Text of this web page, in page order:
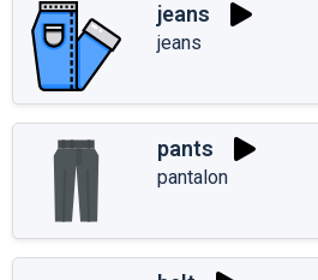
jeans
jeans
pants
pantalon